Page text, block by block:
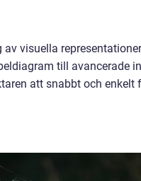
visuella
till avancerade
att snabbt och enkelt